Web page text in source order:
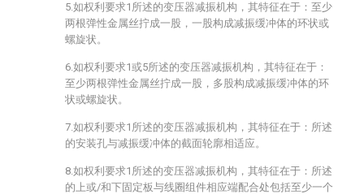
5.如权利要求1所述的变压器减振机构，其特征在于：至少
两根弹性金属丝拧成一股，一股构成减振缓冲体的环状或
螺旋状。
6.如权利要求1或5所述的变压器减振机构，其特征在于：
至少两根弹性金属丝拧成一股，多股构成减振缓冲体的环
状或螺旋状。
7.如权利要求1所述的变压器减振机构，其特征在于：所述
的安装孔与减振缓冲体的截面轮廓相适应。
8.如权利要求1所述的变压器减振机构，其特征在于：所述
的上或/和下固定板与线圈组件相应端配合处包括至少一个